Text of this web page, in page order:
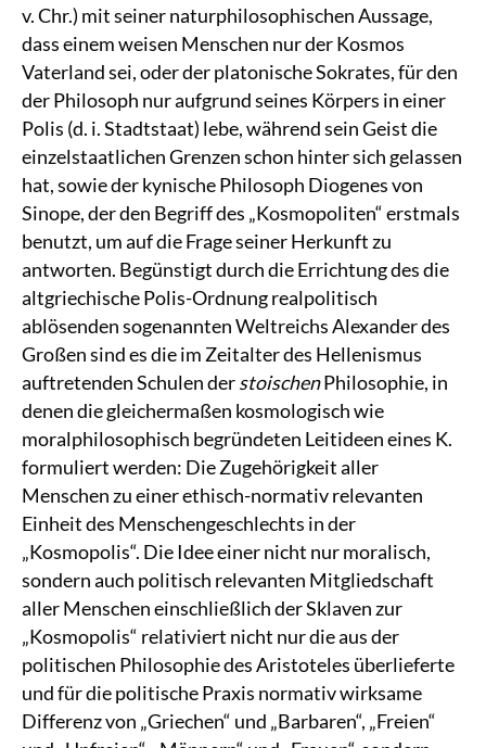
v. Chr.) mit seiner naturphilosophischen Aussage,
dass einem weisen Menschen nur der Kosmos
Vaterland sei, oder der platonische Sokrates, für den
der Philosoph nur aufgrund seines Körpers in einer
Polis (d. i. Stadtstaat) lebe, während sein Geist die
einzelstaatlichen Grenzen schon hinter sich gelassen
hat, sowie der kynische Philosoph Diogenes von
Sinope, der den Begriff des „Kosmopoliten“ erstmals
benutzt, um auf die Frage seiner Herkunft zu
antworten. Begünstigt durch die Errichtung des die
altgriechische Polis-Ordnung realpolitisch
ablösenden sogenannten Weltreichs Alexander des
Großen sind es die im Zeitalter des Hellenismus
auftretenden Schulen derstoischenPhilosophie, in
denen die gleichermaßen kosmologisch wie
moralphilosophisch begründeten Leitideen eines K.
formuliert werden: Die Zugehörigkeit aller
Menschen zu einer ethisch-normativ relevanten
Einheit des Menschengeschlechts in der
„Kosmopolis“. Die Idee einer nicht nur moralisch,
sondern auch politisch relevanten Mitgliedschaft
aller Menschen einschließlich der Sklaven zur
„Kosmopolis“ relativiert nicht nur die aus der
politischen Philosophie des Aristoteles überlieferte
und für die politische Praxis normativ wirksame
Differenz von „Griechen“ und „Barbaren“, „Freien“